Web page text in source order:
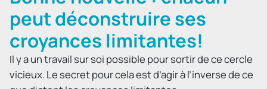
peut déconstruire ses
croyances limitantes!
Il y a un travail sur soi possible pour sortir de ce cercle
vicieux. Le secret pour cela est d’agir à l’inverse de ce